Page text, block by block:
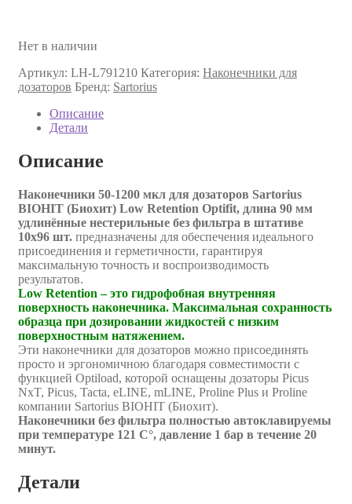
Нет в наличии
Артикул: LH-L791210 Категория: Наконечники для
дозаторов Бренд: Sartorius
Описание
Детали
Описание
Наконечники 50-1200 мкл для дозаторов Sartorius
BIOHIT (Биохит) Low Retention Optifit, длина 90 мм
удлинённые нестерильные без фильтра в штативе
10х96 шт. предназначены для обеспечения идеального
присоединения и герметичности, гарантируя
максимальную точность и воспроизводимость
результатов.
Low Retention – это гидрофобная внутренняя
поверхность наконечника. Максимальная сохранность
образца при дозировании жидкостей с низким
поверхностным натяжением.
Эти наконечники для дозаторов можно присоединять
просто и эргономичною благодаря совместимости с
функцией Optiload, которой оснащены дозаторы Picus
NxT, Picus, Tacta, eLINE, mLINE, Proline Plus и Proline
компании Sartorius BIOHIT (Биохит).
Наконечники без фильтра полностью автоклавируемы
при температуре 121 C°, давление 1 бар в течение 20
минут.
Детали